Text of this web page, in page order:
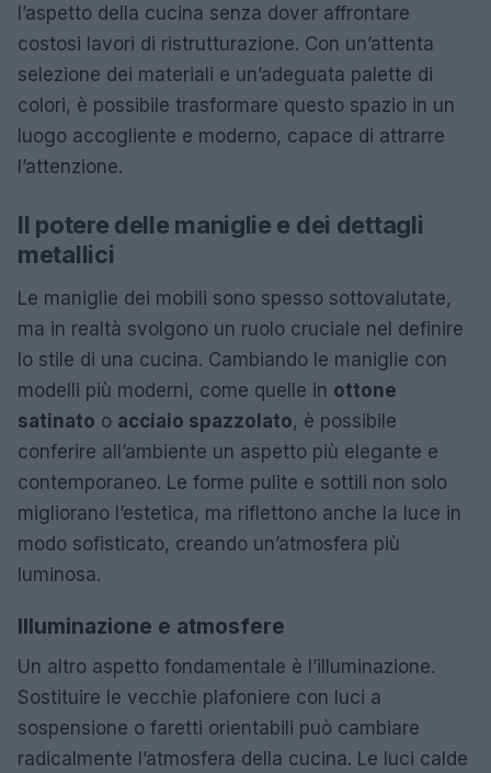
l’aspetto della cucina senza dover affrontare
costosi lavori di ristrutturazione. Con un’attenta
selezione dei materiali e un’adeguata palette di
colori, è possibile trasformare questo spazio in un
luogo accogliente e moderno, capace di attrarre
l’attenzione.
Il potere delle maniglie e dei dettagli
metallici
Le maniglie dei mobili sono spesso sottovalutate,
ma in realtà svolgono un ruolo cruciale nel definire
lo stile di una cucina. Cambiando le maniglie con
modelli più moderni, come quelle in ottone
satinato o acciaio spazzolato, è possibile
conferire all’ambiente un aspetto più elegante e
contemporaneo. Le forme pulite e sottili non solo
migliorano l’estetica, ma riflettono anche la luce in
modo sofisticato, creando un’atmosfera più
luminosa.
Illuminazione e atmosfere
Un altro aspetto fondamentale è l’illuminazione.
Sostituire le vecchie plafoniere con luci a
sospensione o faretti orientabili può cambiare
radicalmente l’atmosfera della cucina. Le luci calde